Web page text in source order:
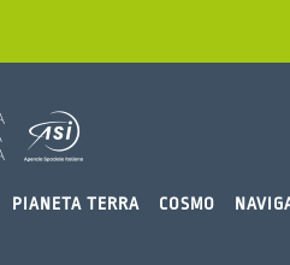
PIANETA TERRA COSMO